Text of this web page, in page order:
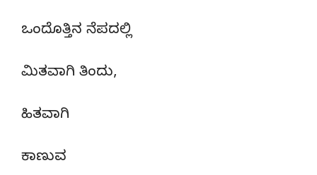
ಒಂದೊತ್ತಿನ ನೆಪದಲ್ಲಿ
ಮಿತವಾಗಿ ತಿಂದು,
ಹಿತವಾಗಿ
ಕಾಣುವ